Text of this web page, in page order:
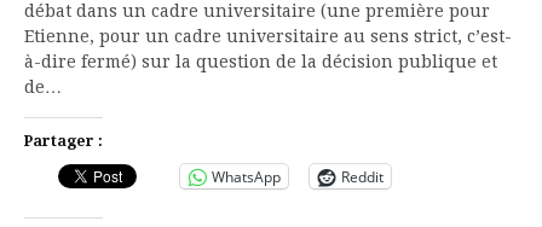
débat dans un cadre universitaire (une première pour
Etienne, pour un cadre universitaire au sens strict, c’est-
à-dire fermé) sur la question de la décision publique et
de…
Partager :
WhatsApp Reddit